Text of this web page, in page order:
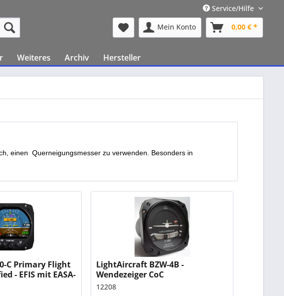
Service/Hilfe
Mein Konto
0,00 € *
Weiteres Archiv Hersteller
einen Querneigungsmesser zu verwenden. Besonders in
C Primary Flight
- EFIS mit EASA-
LightAircraft BZW-4B -
Wendezeiger CoC
12208